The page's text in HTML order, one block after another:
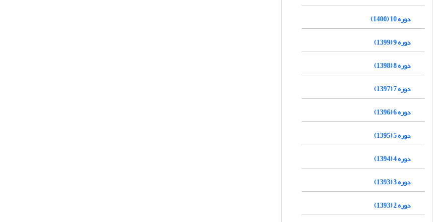
دوره 10 (1400)
دوره 9 (1399)
دوره 8 (1398)
دوره 7 (1397)
دوره 6 (1396)
دوره 5 (1395)
دوره 4 (1394)
دوره 3 (1393)
دوره 2 (1393)